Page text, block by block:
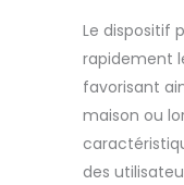
Le dispositif
rapidement
favorisant
maison ou
des